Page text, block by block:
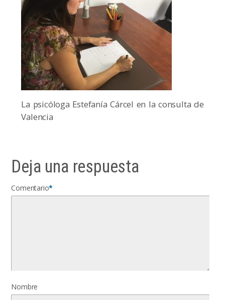
La psicóloga Estefanía Cárcel en la consulta de
Valencia
Deja una respuesta
Comentario*
Nombre